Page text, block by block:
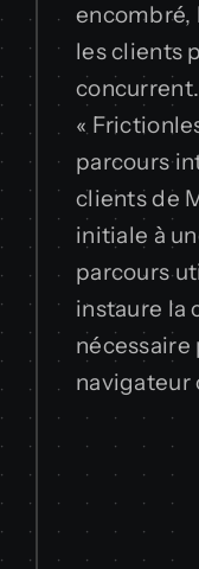
encombré,
les clients
«
parcours
clients de
initiale à
parcours
instaure la
navigateur